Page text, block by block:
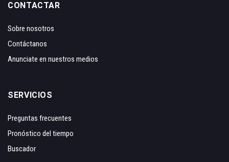
CONTACTAR
Sobre nosotros
Contáctanos
Anunciate en nuestros medios
SERVICIOS
Preguntas frecuentes
Pronóstico del tiempo
Buscador